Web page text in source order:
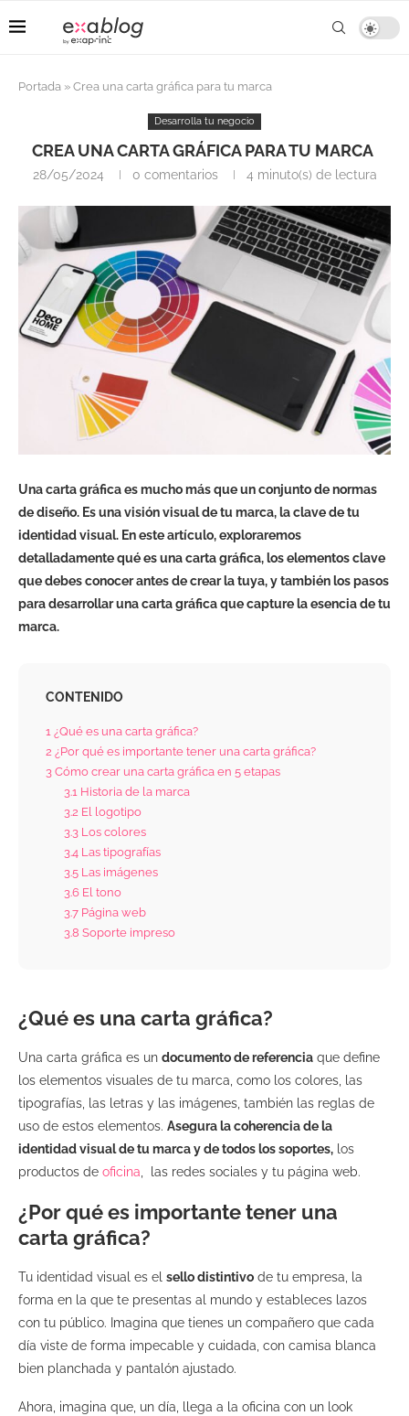
Portada » Crea una carta gráfica para tu marca
Desarrolla tu negocio
CREA UNA CARTA GRÁFICA PARA TU MARCA
28/05/2024 0 comentarios 4 minuto(s) de lectura
Una carta gráfica es mucho más que un conjunto de normas
de diseño. Es una visión visual de tu marca, la clave de tu
identidad visual. En este artículo, exploraremos
detalladamente qué es una carta gráfica, los elementos clave
que debes conocer antes de crear la tuya, y también los pasos
para desarrollar una carta gráfica que capture la esencia de tu
marca.
CONTENIDO
1 ¿Qué es una carta gráfica?
2 ¿Por qué es importante tener una carta gráfica?
3 Cómo crear una carta gráfica en 5 etapas
3.1 Historia de la marca
3.2 El logotipo
3.3 Los colores
3.4 Las tipografías
3.5Las imágenes
3.6El tono
3.7Página web
3.8 Soporte impreso
¿Qué es una carta gráfica?
Una carta gráfica es un documento de referencia que define
los elementos visuales de tu marca, como los colores, las
tipografías, las letras y las imágenes, también las reglas de
uso de estos elementos. Asegura la coherencia de la
identidad visual de tu marca y de todos los soportes, los
productos de oficina, las redes sociales y tu página web.
¿Por qué es importante tener una
carta gráfica?
Tu identidad visual es el sello distintivo de tu empresa, la
forma en la que te presentas al mundo y estableces lazos
con tu público. Imagina que tienes un compañero que cada
día viste de forma impecable y cuidada, con camisa blanca
bien planchada y pantalón ajustado.
Ahora, imagina que, un día, llega a la oficina con un look